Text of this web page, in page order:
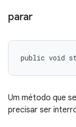
parar
public void
Um método que
precisar ser